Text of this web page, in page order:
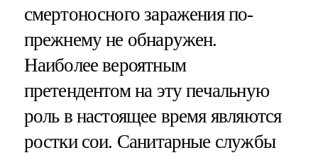
смертоносного заражения по-
прежнему не обнаружен.
Наиболее вероятным
претендентом на эту печальную
роль в настоящее время являются
ростки сои. Санитарные службы